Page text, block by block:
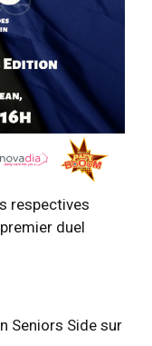
respectives
duel
Seniors Side sur